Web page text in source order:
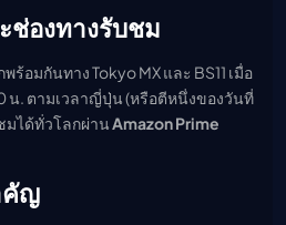
ช่องทางรับชม
ร้อมกันทาง Tokyo MX และ BS11 เมื่อ
น. ตามเวลาญี่ปุ่น (หรือตีหนึ่งของวันที่
มได้ทั่วโลกผ่านAmazon Prime
คัญ